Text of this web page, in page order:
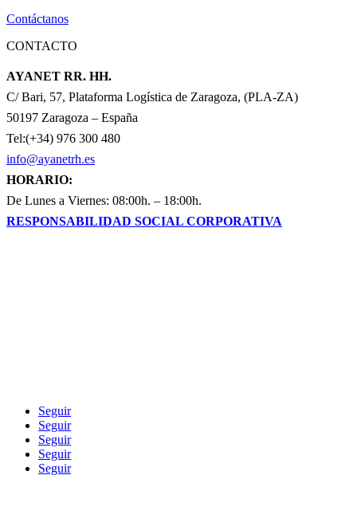
Contáctanos
CONTACTO
AYANET RR. HH.
C/ Bari, 57, Plataforma Logística de Zaragoza, (PLA-ZA)
50197 Zaragoza – España
Tel:(+34) 976 300 480
info@ayanetrh.es
HORARIO:
De Lunes a Viernes: 08:00h. – 18:00h.
RESPONSABILIDAD SOCIAL CORPORATIVA
Seguir
Seguir
Seguir
Seguir
Seguir